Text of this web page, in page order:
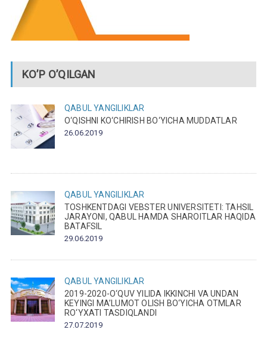
KO’P O’QILGAN
QABUL
YANGILIKLAR
O‘QISHNI KO‘CHIRISH BO‘YICHA MUDDATLAR
26.06.2019
QABUL
YANGILIKLAR
TOSHKENTDAGI VEBSTER UNIVERSITETI: TAHSIL
JARAYONI, QABUL HAMDA SHAROITLAR HAQIDA
BATAFSIL
29.06.2019
QABUL
YANGILIKLAR
2019-2020-O‘QUV YILIDA IKKINCHI VA UNDAN
KEYINGI MA’LUMOT OLISH BO‘YICHA OTMLAR
RO‘YXATI TASDIQLANDI
27.07.2019